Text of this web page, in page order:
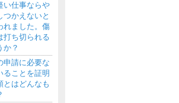
い仕事ならや
つかえないと
れました。傷
打ち切られる
か？
申請に必要な
ることを証明
とはどんなも